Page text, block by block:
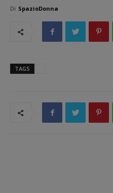
Di SpazioDonna
TAGS